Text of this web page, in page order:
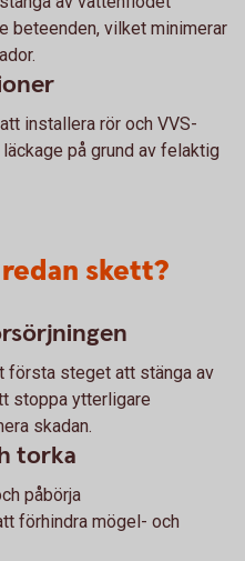
beteenden, vilket minimerar
installera rör och VVS-
på grund av felaktig
skett?
första steget att stänga av
stoppa ytterligare
skadan.
torka
påbörja
förhindra mögel- och